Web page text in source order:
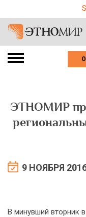
ЭТНОМИР
9 НОЯБРЯ
В минувший вторник